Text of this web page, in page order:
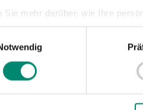
Sie mehr darüber, wie Ihre
fest.
Zugriffe auf unsere Website zu
wird der Sportplatz